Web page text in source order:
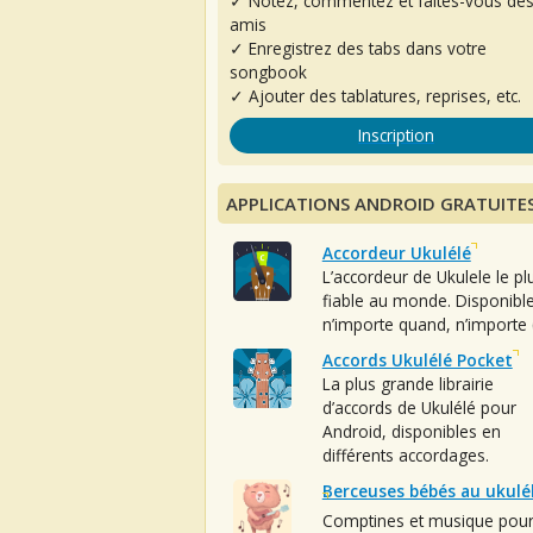
amis
✓ Enregistrez des tabs dans votre
songbook
✓ Ajouter des tablatures, reprises, etc.
Inscription
APPLICATIONS ANDROID
Accordeur Ukulélé
L’accordeur de Ukulele le
fiable au monde. Disponible
n’importe quand, n’importe
Accords Ukulélé Pocket
La plus grande librairie
d’accords de Ukulélé pour
Android, disponibles en
différents accordages.
Berceuses bébés au
Comptines et musique pour